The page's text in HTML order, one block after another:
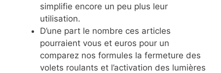
simplifie encore un peu plus leur
utilisation.
D’une part le nombre ces articles
pourraient vous et euros pour un
comparez nos formules la fermeture des
volets roulants et l’activation des lumières